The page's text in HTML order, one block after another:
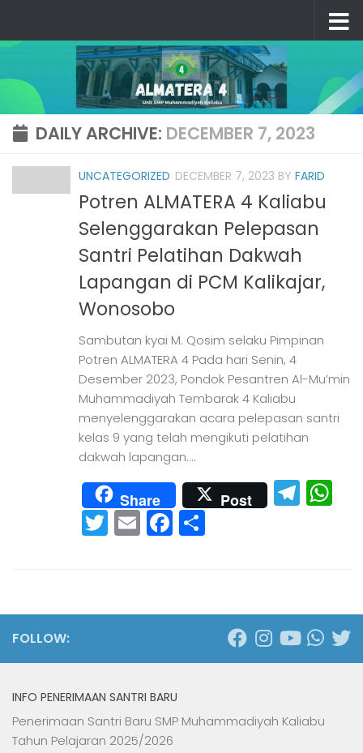
DAILY ARCHIVE: DECEMBER 7, 2023
UNCATEGORIZED DECEMBER 7, 2023 BY FARID
Potren ALMATERA 4 Kaliabu
Selenggarakan Pelepasan
Santri Pelatihan Dakwah
Lapangan di PCM Kalikajar,
Wonosobo
Sambutan kyai M. Qosim selaku Pimpinan
Potren ALMATERA 4 Pada hari Senin, 4
Desember 2023, Pondok Pesantren Al-Mu’min
Muhammadiyah Tembarak 4 Kaliabu
menyelenggarakan acara pelepasan santri
kelas 9 yang telah mengikuti pelatihan
dakwah lapangan....
Share Post
Twitter
EmailFacebook
FOLLOW:
INFO PENERIMAAN SANTRI BARU
Penerimaan Santri Baru SMP Muhammadiyah Kaliabu
Tahun Pelajaran 2025/2026